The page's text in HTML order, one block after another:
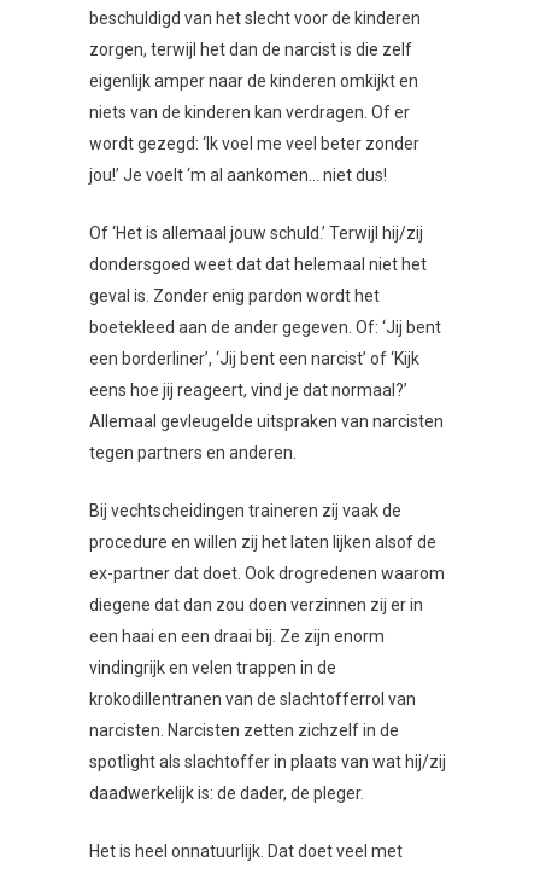
beschuldigd van het slecht voor de kinderen
zorgen, terwijl het dan de narcist is die zelf
eigenlijk amper naar de kinderen omkijkt en
niets van de kinderen kan verdragen. Of er
wordt gezegd: ‘Ik voel me veel beter zonder
jou!’ Je voelt ‘m al aankomen… niet dus!
Of ‘Het is allemaal jouw schuld.’ Terwijl hij/zij
dondersgoed weet dat dat helemaal niet het
geval is. Zonder enig pardon wordt het
boetekleed aan de ander gegeven. Of: ‘Jij bent
een borderliner’, ‘Jij bent een narcist’ of ‘Kijk
eens hoe jij reageert, vind je dat normaal?’
Allemaal gevleugelde uitspraken van narcisten
tegen partners en anderen.
Bij vechtscheidingen traineren zij vaak de
procedure en willen zij het laten lijken alsof de
ex-partner dat doet. Ook drogredenen waarom
diegene dat dan zou doen verzinnen zij er in
een haai en een draai bij. Ze zijn enorm
vindingrijk en velen trappen in de
krokodillentranen van de slachtofferrol van
narcisten. Narcisten zetten zichzelf in de
spotlight als slachtoffer in plaats van wat hij/zij
daadwerkelijk is: de dader, de pleger.
Het is heel onnatuurlijk. Dat doet veel met